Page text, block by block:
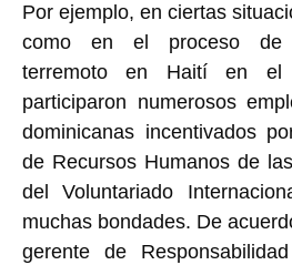
Por ejemplo, en ciertas
como en el proceso de
terremoto en Haití en
participaron numerosos
dominicanas incentivados
de Recursos Humanos de
del Voluntariado
muchas bondades. De
gerente de